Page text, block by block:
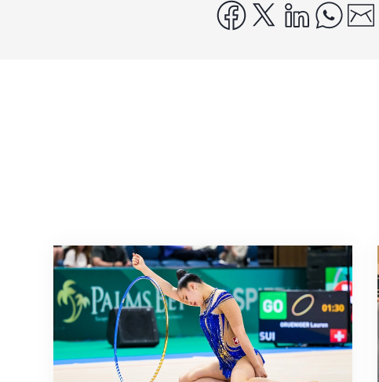
facebook
x linkedin
Prochaine étape : les Championnats du